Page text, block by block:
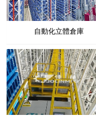
自動化立體倉庫